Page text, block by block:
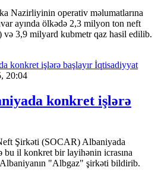
Nazirliyinin operativ məlumatlarına
ayında ölkədə 2,3 milyon ton neft
və 3,9 milyard kubmetr qaz hasil edilib.
İqtisadiyyat
20:04
konkret işlərə
Şirkəti (SOCAR) Albaniyada
bu il konkret bir layihənin icrasına
Albaniyanın "Albgaz" şirkəti bildirib.